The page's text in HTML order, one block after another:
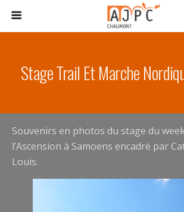
Stage Trail Et Marche
Souvenirs en photos du stage du
l’Ascension à Samoëns encadré par
Louis.